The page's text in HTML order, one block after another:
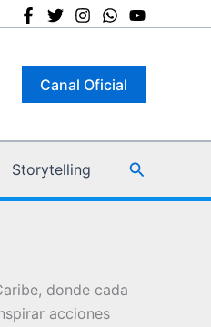
Canal Oficial
Storytelling Buscar
donde cada
acciones